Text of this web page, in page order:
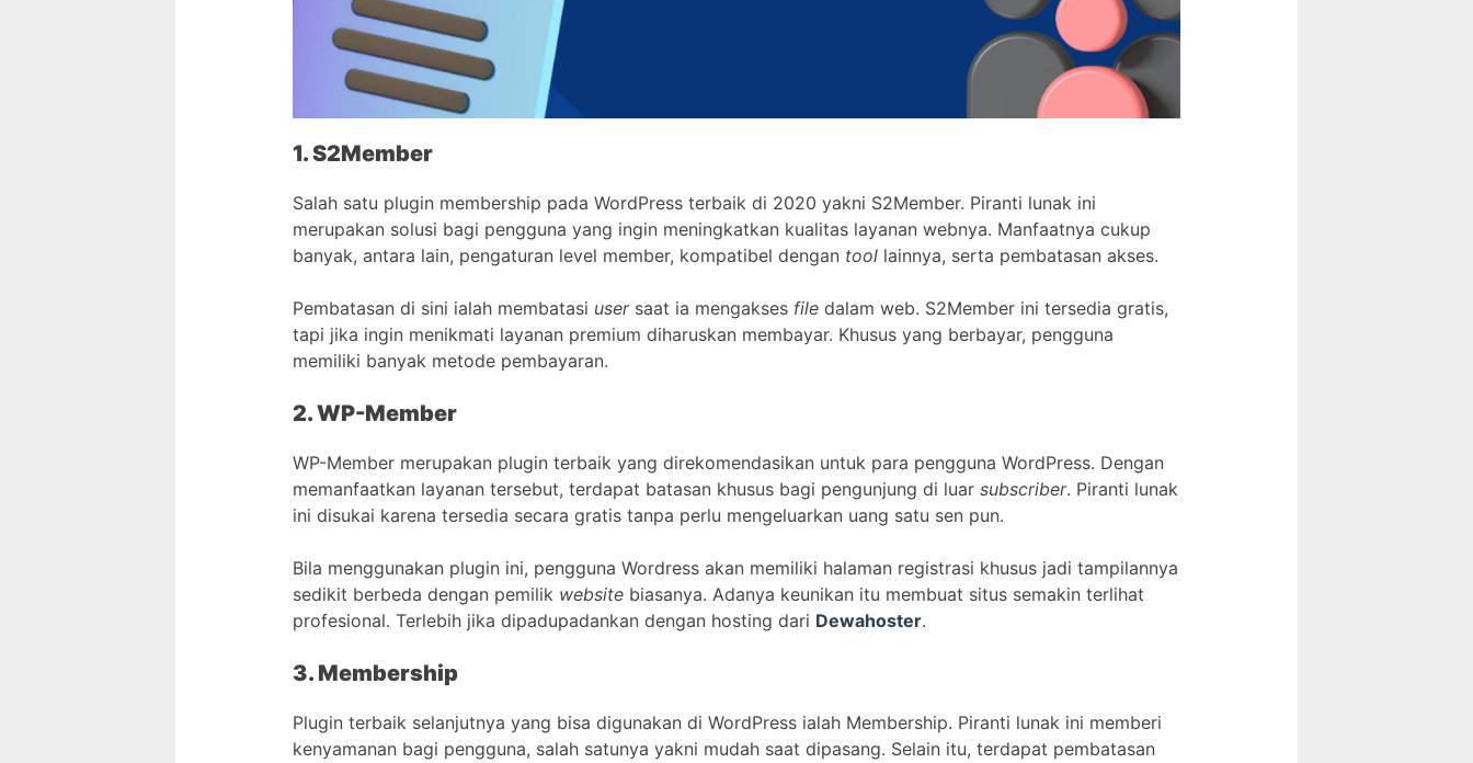
1. S2Member
Salah satu plugin membership pada WordPress terbaik di 2020 yakni S2Member. Piranti lunak ini
merupakan solusi bagi pengguna yang ingin meningkatkan kualitas layanan webnya. Manfaatnya cukup
banyak, antara lain, pengaturan level member, kompatibel dengan tool lainnya, serta pembatasan akses.
Pembatasan di sini ialah membatasi usersaat ia mengakses file dalam web. S2Member ini tersedia gratis,
tapi jika ingin menikmati layanan premium diharuskan membayar. Khusus yang berbayar, pengguna
memiliki banyak metode pembayaran.
2. WP-Member
WP-Member merupakan plugin terbaik yang direkomendasikan untuk para pengguna WordPress. Dengan
memanfaatkan layanan tersebut, terdapat batasan khusus bagi pengunjung di luar subscriber. Piranti lunak
ini disukai karena tersedia secara gratis tanpa perlu mengeluarkan uang satu sen pun.
Bila menggunakan plugin ini, pengguna Wordress akan memiliki halaman registrasi khusus jadi tampilannya
sedikit berbeda dengan pemilik website biasanya. Adanya keunikan itu membuat situs semakin terlihat
profesional. Terlebih jika dipadupadankan dengan hosting dari Dewahoster.
3. Membership
Plugin terbaik selanjutnya yang bisa digunakan di WordPress ialah Membership. Piranti lunak ini memberi
kenyamanan bagi pengguna, salah satunya yakni mudah saat dipasang. Selain itu, terdapat pembatasan